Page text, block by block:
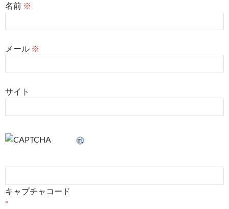
名前 ※
メール ※
サイト
キャプチャコード
*